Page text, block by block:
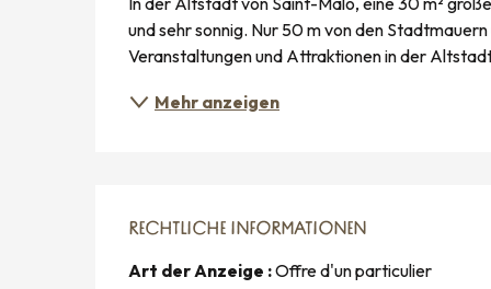
und sehr sonnig. Nur 50 m von den
Veranstaltungen und Attraktionen in der
Mehr anzeigen
RECHTLICHE INFORMATIONEN
RECHTLICHE INFORMATIONEN
Art der Anzeige :Offre d'un particulier